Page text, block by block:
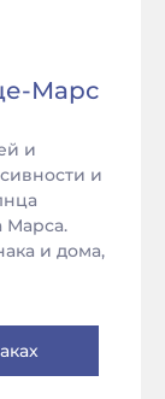
-Марс
и
и
Марса.
и дома,